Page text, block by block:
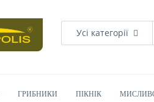
Усі категорії
ГРИБНИКИ ПІКНІК